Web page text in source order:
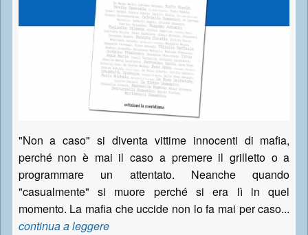
"Non a caso" si diventa vittime innocenti di mafia,
perché non è mai il caso a premere il grilletto o a
programmare un attentato. Neanche quando
"casualmente" si muore perché si era lì in quel
momento. La mafia che uccide non lo fa mai per caso...
continua a leggere